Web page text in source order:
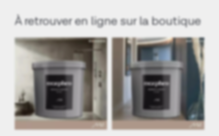
À retrouver en ligne sur la boutique